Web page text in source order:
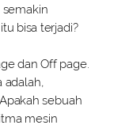
semakin
bisa terjadi?
dan Off page.
adalah,
sebuah
mesin